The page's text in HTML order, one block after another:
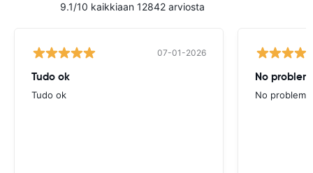
9.1/10 kaikkiaan 12842 arviosta
07-01-2026
Tudo ok
Tudo ok
No
No